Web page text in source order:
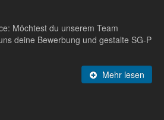
Möchtest du unserem Team
deine Bewerbung und gestalte SG-P
Mehr lesen